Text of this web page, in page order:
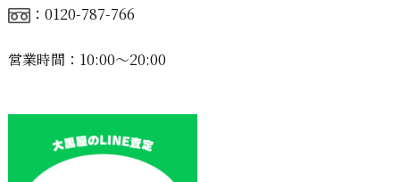
：0120-787-766
営業時間：10:00〜20:00